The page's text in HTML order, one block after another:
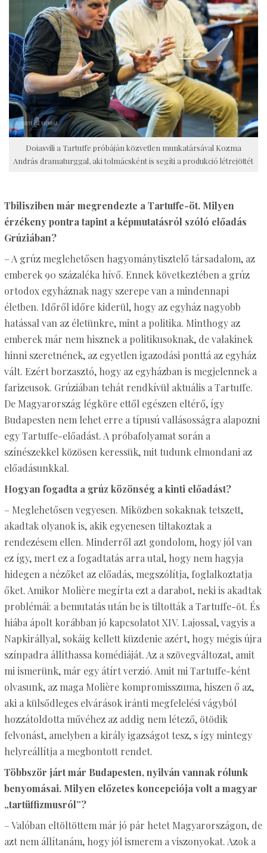
Doiasvili a Tartuffe próbáján közvetlen munkatársával Kozma
András dramaturggal, aki tolmácsként is segíti a produkció létrejöttét
Tbilisziben már megrendezte a Tartuffe-öt. Milyen
érzékeny pontra tapint a képmutatásról szóló előadás
Grúziában?
– A grúz meglehetősen hagyománytisztelő társadalom, az
emberek 90 százaléka hívő. Ennek következtében a grúz
ortodox egyháznak nagy szerepe van a mindennapi
életben. Időről időre kiderül, hogy az egyház nagyobb
hatással van az életünkre, mint a politika. Minthogy az
emberek már nem hisznek a politikusoknak, de valakinek
hinni szeretnének, az egyetlen igazodási ponttá az egyház
vált. Ezért borzasztó, hogy az egyházban is megjelennek a
farizeusok. Grúziában tehát rendkívül aktuális a Tartuffe.
De Magyarország légköre ettől egészen eltérő, így
Budapesten nem lehet erre a típusú vallásosságra alapozni
egy Tartuffe-előadást. A próbafolyamat során a
színészekkel közösen keressük, mit tudunk elmondani az
előadásunkkal.
Hogyan fogadta a grúz közönség a kinti előadást?
– Meglehetősen vegyesen. Miközben sokaknak tetszett,
akadtak olyanok is, akik egyenesen tiltakoztak a
rendezésem ellen. Minderről azt gondolom, hogy jól van
ez így, mert ez a fogadtatás arra utal, hogy nem hagyja
hidegen a nézőket az előadás, megszólítja, foglalkoztatja
őket. Amikor Molière megírta ezt a darabot, neki is akadtak
problémái: a bemutatás után be is tiltották a Tartuffe-öt. És
hiába ápolt korábban jó kapcsolatot XIV. Lajossal, vagyis a
Napkirállyal, sokáig kellett küzdenie azért, hogy mégis újra
színpadra állíthassa komédiáját. Az a szövegváltozat, amit
mi ismerünk, már egy átírt verzió. Amit mi Tartuffe-ként
olvasunk, az maga Molière kompromisszuma, hiszen ő az,
aki a külsődleges elvárások iránti megfelelési vágyból
hozzátoldotta művéhez az addig nem létező, ötödik
felvonást, amelyben a király igazságot tesz, s így mintegy
helyreállítja a megbontott rendet.
Többször járt már Budapesten, nyilván vannak rólunk
benyomásai. Milyen előzetes koncepciója volt a magyar
„tartüffizmusról”?
– Valóban eltöltöttem már jó pár hetet Magyarországon, de
azt nem állítanám, hogy jól ismerem a viszonyokat. Azok a